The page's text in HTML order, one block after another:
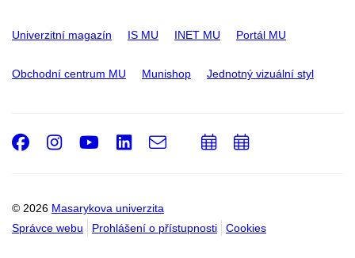
Univerzitní magazín IS MU INET MU Portál MU
Obchodní centrum MU Munishop Jednotný vizuální styl
© 2026 Masarykova univerzita
Správce webu
Prohlášení o přístupnosti Cookies
Facebook
Instagram
Youtube
LinkedIn
e-
PřidatPřidat